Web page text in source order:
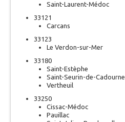
Saint-Laurent-Médoc
33121
Carcans
33123
Le Verdon-sur-Mer
33180
Saint-Estèphe
Saint-Seurin-de-Cadourne
Vertheuil
33250
Cissac-Médoc
Pauillac